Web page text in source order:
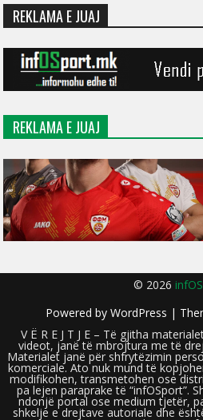
REKLAMA E JUAJ
REKLAMA E JUAJ
© 2026
Powered by WordPress |
V Ë R E J T J E – Të gjitha
videot, janë të mbrojtura me të
Materialet janë për shfrytëzimin
komerciale. Ato nuk mund të
modifikohen, transmetohen ose
pa lejen paraprake të “infOSport”.
ndonjë portal ose medium tjetër,
shkelje e drejtave autoriale dhe